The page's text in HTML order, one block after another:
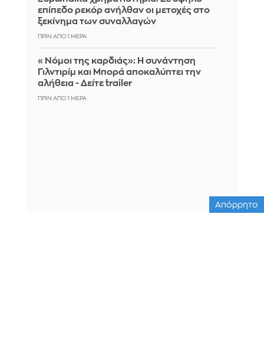
επίπεδο ρεκόρ ανήλθαν οι μετοχές στο
ξεκίνημα των συναλλαγών
ΠΡΙΝ ΑΠΌ 1 ΜΈΡΑ
«Νόμοι της καρδιάς»: Η συνάντηση
Γιλντιρίμ και Μπορά αποκαλύπτει την
αλήθεια - Δείτε trailer
ΠΡΙΝ ΑΠΌ 1 ΜΈΡΑ
Απόρρητο